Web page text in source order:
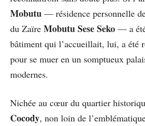
Mobutu — résidence personnelle
du Zaïre Mobutu Sese Seko — a
bâtiment qui l’accueillait, lui, a été
pour se muer en un somptueux
modernes.
Nichée au cœur du quartier
Cocody, non loin de